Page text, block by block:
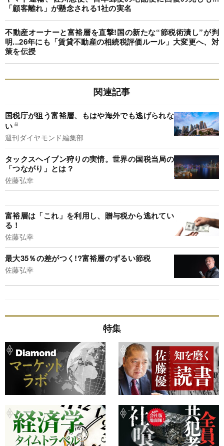
「顧客離れ」が懸念される1社の実名
不動産オーナーと富裕層を直撃!国の新たな“節税術潰し”が判
明...26年にも「賃貸不動産の相続税評価ルール」大変更へ、対
策を伝授
関連記事
国税庁が狙う富裕層、もはや海外でも逃げられな
い
週刊ダイヤモンド編集部
タックスヘイブン狩りの実情。世界の国税当局の
「つながり」とは？
佐藤弘幸
富裕層は「これ」を利用し、贈与税から逃れてい
る！
佐藤弘幸
最大35％の差がつく!?富裕層のずるい節税
佐藤弘幸
特集